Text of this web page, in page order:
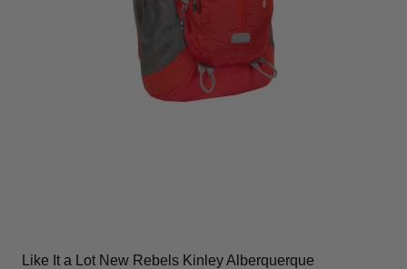
Like It a Lot New Rebels Kinley Alberquerque